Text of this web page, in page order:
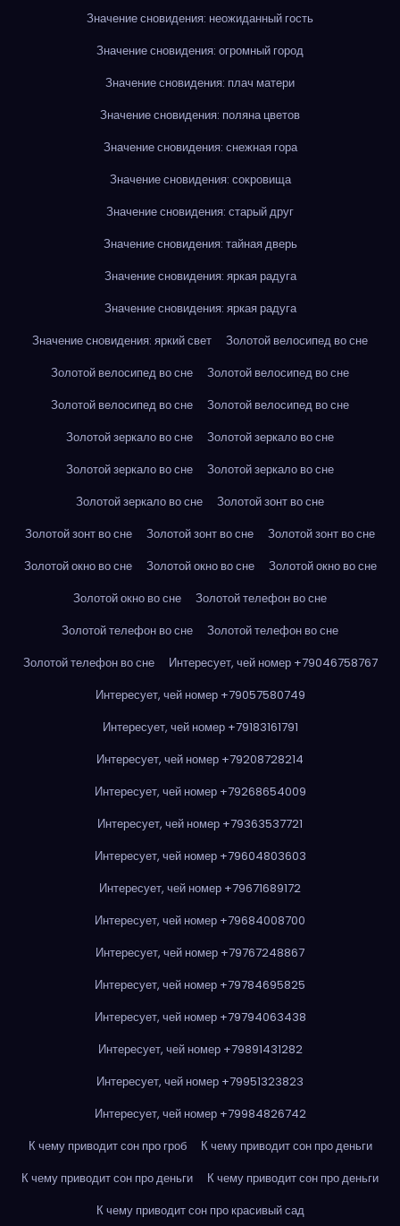
Значение сновидения: неожиданный гость
Значение сновидения: огромный город
Значение сновидения: плач матери
Значение сновидения: поляна цветов
Значение сновидения: снежная гора
Значение сновидения: сокровища
Значение сновидения: старый друг
Значение сновидения: тайная дверь
Значение сновидения: яркая радуга
Значение сновидения: яркая радуга
Значение сновидения: яркий свет
Золотой велосипед во сне
Золотой велосипед во сне
Золотой велосипед во сне
Золотой велосипед во сне
Золотой велосипед во сне
Золотой зеркало во сне
Золотой зеркало во сне
Золотой зеркало во сне
Золотой зеркало во сне
Золотой зеркало во сне
Золотой зонт во сне
Золотой зонт во сне
Золотой зонт во сне
Золотой зонт во сне
Золотой окно во сне
Золотой окно во сне
Золотой окно во сне
Золотой окно во сне
Золотой телефон во сне
Золотой телефон во сне
Золотой телефон во сне
Золотой телефон во сне
Интересует, чей номер +79046758767
Интересует, чей номер +79057580749
Интересует, чей номер +79183161791
Интересует, чей номер +79208728214
Интересует, чей номер +79268654009
Интересует, чей номер +79363537721
Интересует, чей номер +79604803603
Интересует, чей номер +79671689172
Интересует, чей номер +79684008700
Интересует, чей номер +79767248867
Интересует, чей номер +79784695825
Интересует, чей номер +79794063438
Интересует, чей номер +79891431282
Интересует, чей номер +79951323823
Интересует, чей номер +79984826742
К чему приводит сон про гроб
К чему приводит сон про деньги
К чему приводит сон про деньги
К чему приводит сон про деньги
К чему приводит сон про красивый сад